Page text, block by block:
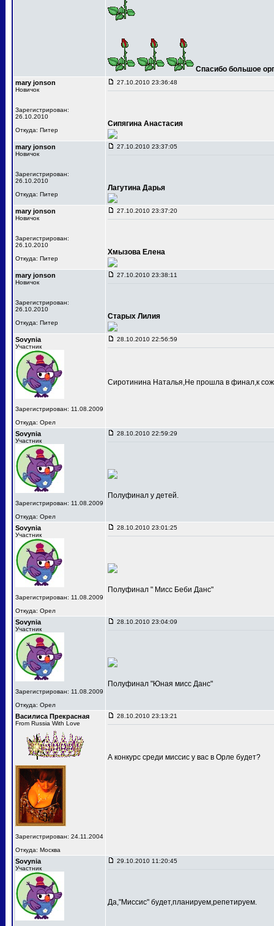
Спасибо большое
mary jonson
Новичок
Зарегистрирован:
26.10.2010
Откуда: Питер
27.10.2010 23:36:48
Сипягина Анастасия
mary jonson
Новичок
Зарегистрирован:
26.10.2010
Откуда: Питер
27.10.2010 23:37:05
Лагутина Дарья
mary jonson
Новичок
Зарегистрирован:
26.10.2010
Откуда: Питер
27.10.2010 23:37:20
Хмызова Елена
mary jonson
Новичок
Зарегистрирован:
26.10.2010
Откуда: Питер
27.10.2010 23:38:11
Старых Лилия
Sovynia
Участник
Зарегистрирован: 11.08.2009
Откуда: Орел
28.10.2010 22:56:59
Сиротинина Наталья,Не прошла в финал,к
Sovynia
Участник
Зарегистрирован: 11.08.2009
Откуда: Орел
28.10.2010 22:59:29
Полуфинал у детей.
Sovynia
Участник
Зарегистрирован: 11.08.2009
Откуда: Орел
28.10.2010 23:01:25
Полуфинал " Мисс Беби Данс"
Sovynia
Участник
Зарегистрирован: 11.08.2009
Откуда: Орел
28.10.2010 23:04:09
Полуфинал "Юная мисс Данс"
Василиса Прекрасная
From Russia With Love
Зарегистрирован: 24.11.2004
Откуда: Москва
28.10.2010 23:13:21
А конкурс среди миссис у вас в Орле будет?
Sovynia
Участник
29.10.2010 11:20:45
Да,"Миссис" будет,планируем,репетируем.